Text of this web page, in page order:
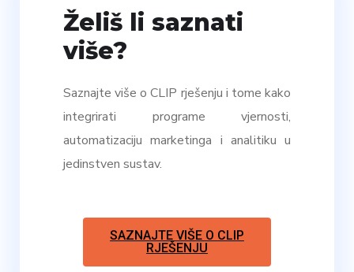
Želiš li saznati
više?
Saznajte više o CLIP rješenju i tome kako
integrirati programe vjernosti,
automatizaciju marketinga i analitiku u
jedinstven sustav.
SAZNAJTE VIŠE O CLIP
RJEŠENJU